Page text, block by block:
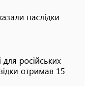
наслідки
російських
отримав 15